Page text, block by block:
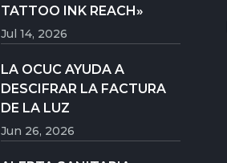
TATTOO INK REACH»
Jul 14, 2026
LA OCUC AYUDA A
DESCIFRAR LA FACTURA
DE LA LUZ
Jun 26, 2026